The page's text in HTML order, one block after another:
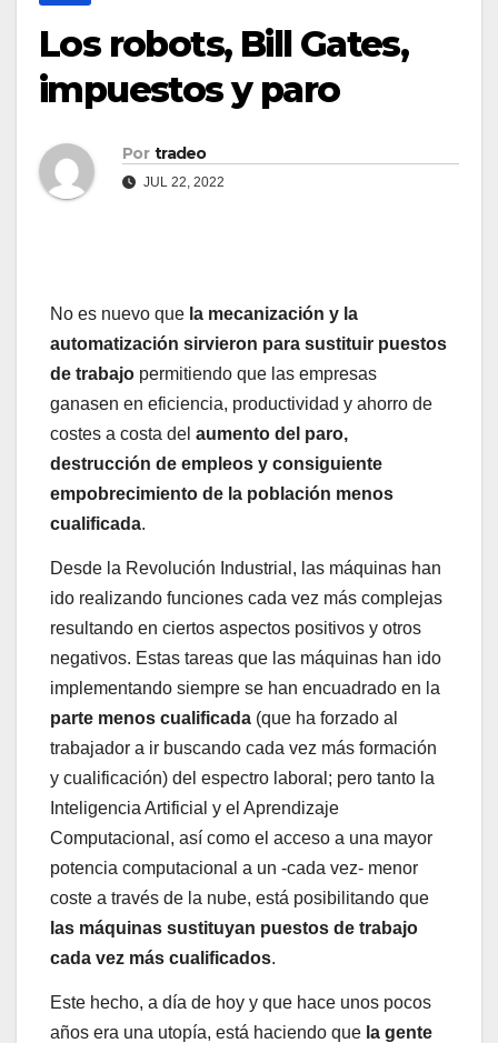
Los robots, Bill Gates,
impuestos y paro
Por tradeo
JUL 22, 2022
No es nuevo que la mecanización y la
automatización sirvieron para sustituir puestos
de trabajo permitiendo que las empresas
ganasen en eficiencia, productividad y ahorro de
costes a costa del aumento del paro,
destrucción de empleos y consiguiente
empobrecimiento de la población menos
cualificada.
Desde la Revolución Industrial, las máquinas han
ido realizando funciones cada vez más complejas
resultando en ciertos aspectos positivos y otros
negativos. Estas tareas que las máquinas han ido
implementando siempre se han encuadrado en la
parte menos cualificada (que ha forzado al
trabajador a ir buscando cada vez más formación
y cualificación) del espectro laboral; pero tanto la
Inteligencia Artificial y el Aprendizaje
Computacional, así como el acceso a una mayor
potencia computacional a un -cada vez- menor
coste a través de la nube, está posibilitando que
las máquinas sustituyan puestos de trabajo
cada vez más cualificados.
Este hecho, a día de hoy y que hace unos pocos
años era una utopía, está haciendo que la gente